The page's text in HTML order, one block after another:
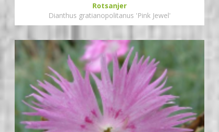
Rotsanjer
Dianthus gratianopolitanus 'Pink Jewel'